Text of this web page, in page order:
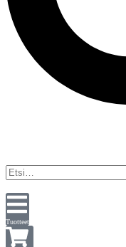
Tuotteet